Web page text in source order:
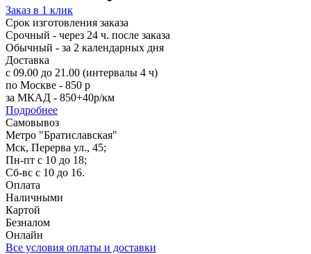
Заказ в 1 клик
Срок изготовления заказа
Срочный - через 24 ч. после заказа
Обычный - за 2 календарных дня
Доставка
с 09.00 до 21.00 (интервалы 4 ч)
по Москве - 850 р
за МКАД - 850+40р/км
Подробнее
Самовывоз
Метро "Братиславская"
Мск, Перерва ул., 45;
Пн-пт с 10 до 18;
Сб-вс с 10 до 16.
Оплата
Наличными
Картой
Безналом
Онлайн
Все условия оплаты и доставки